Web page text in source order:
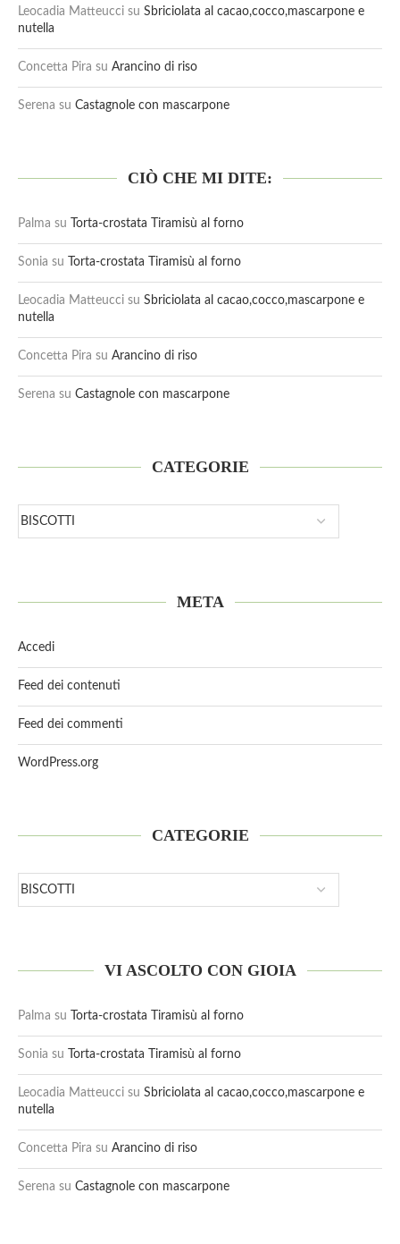
Leocadia Matteucci su Sbriciolata al cacao,cocco,mascarpone e
nutella
Concetta Pira su Arancino di riso
Serena su Castagnole con mascarpone
CIÒ CHE MI DITE:
Palma su Torta-crostata Tiramisù al forno
Sonia su Torta-crostata Tiramisù al forno
Leocadia Matteucci su Sbriciolata al cacao,cocco,mascarpone e
nutella
Concetta Pira su Arancino di riso
Serena su Castagnole con mascarpone
CATEGORIE
META
Accedi
Feed dei contenuti
Feed dei commenti
WordPress.org
CATEGORIE
VI ASCOLTO CON GIOIA
Palma su Torta-crostata Tiramisù al forno
Sonia su Torta-crostata Tiramisù al forno
Leocadia Matteucci su Sbriciolata al cacao,cocco,mascarpone e
nutella
Concetta Pira su Arancino di riso
Serena su Castagnole con mascarpone